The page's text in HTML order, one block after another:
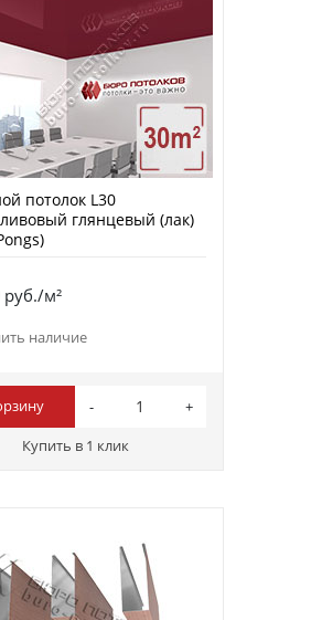
потолок L30
глянцевый (лак)
руб./м²
наличие
Купить в 1 клик